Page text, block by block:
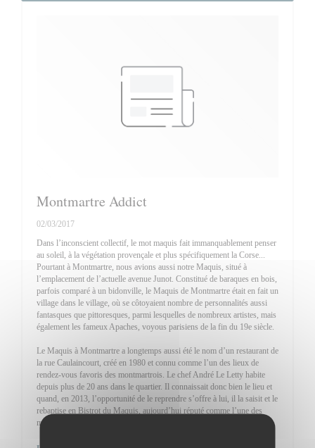
Montmartre Addict
02/03/2017
Dans l’inconscient collectif, le mot maquis fait immanquablement penser
au soleil, à la végétation provençale et plus spécifiquement la Corse...
Pourtant à Montmartre, nous avions aussi notre Maquis, situé à
l’emplacement de l’actuelle avenue Junot. Constitué de baraques en bois,
parfois comparé à un bidonville, le Maquis de Montmartre était en fait un
village dans le village, où se côtoyaient nombre de personnalités aussi
fantasques que pittoresques, parmi lesquelles de nombreux artistes, mais
également les fameux Apaches, voyous parisiens de la fin du 19e siècle.
Le Maquis à Montmartre a longtemps aussi été le nom d’un restaurant de
la rue Caulaincourt, créé en 1980 et connu comme l’un des lieux de
rendez-vous favoris des montmartrois. Le chef André Le Letty habite
depuis plus de 20 ans dans le quartier. Il connaissait donc bien le lieu et
quand, en 2013, l’opportunité de le reprendre s’offre à lui, il la saisit et le
rebaptise en Bistrot du Maquis, aujourd’hui réputé comme l’une des
meilleures tables de la Butte. ...